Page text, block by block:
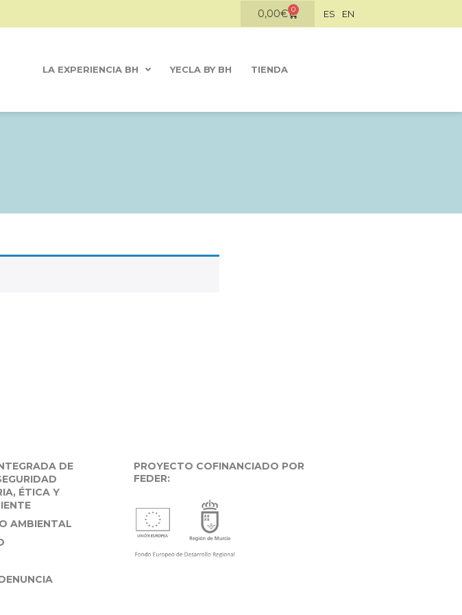
0,00€ 0 ES EN
LA EXPERIENCIA BH YECLA BY BH TIENDA
DE
ÉTICA Y
AMBIENTAL
PROYECTO COFINANCIADO POR
FEDER: